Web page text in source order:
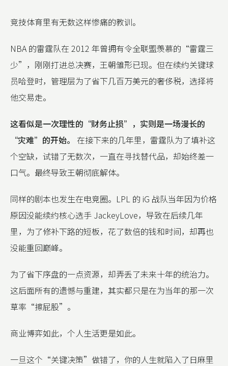
竞技体育里有无数这样惨痛的教训。
NBA 的雷霆队在 2012 年曾拥有令全联盟羡慕的“雷霆三
少”，刚刚打进总决赛，王朝雏形已现。但在续约关键球
员哈登时，管理层为了省下几百万美元的奢侈税，选择将
他交易走。
这看似是一次理性的“财务止损”，实则是一场漫长的
“灾难”的开始。
在接下来的几年里，雷霆队为了填补这
个空缺，试错了无数次，一直在寻找替代品，却始终差一
口气。最终导致王朝彻底解体。
同样的剧本也发生在电竞圈。LPL 的 iG 战队当年因为价格
原因没能续约核心选手 JackeyLove，导致在后续几年
里，为了修补下路的短板，花了数倍的钱和时间，却再也
没能重回巅峰。
为了省下序盘的一点资源，却弄丢了未来十年的统治力。
这后面所有的遗憾与重建，其实都只是在为当年的那一次
草率“擦屁股”。
商业博弈如此，个人生活更是如此。
一旦这个“关键决策”做错了，你的人生就陷入了日麻里